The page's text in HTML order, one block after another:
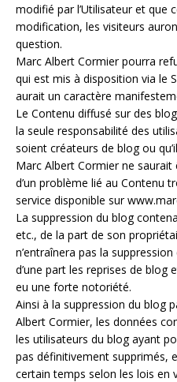
modifié par l’Utilisateur et que
modification, les visiteurs
question.
Marc Albert Cormier pourra
qui est mis à disposition via le
aurait un caractère
Le Contenu diffusé sur des
la seule responsabilité des
soient créateurs de blog ou
Marc Albert Cormier ne
d’un problème lié au Contenu
service disponible sur
La suppression du blog
etc., de la part de son
n’entraînera pas la
d’une part les reprises de blog
eu une forte notoriété.
Ainsi à la suppression du blog
Albert Cormier, les données
les utilisateurs du blog ayant
pas définitivement supprimés,
certain temps selon les lois en